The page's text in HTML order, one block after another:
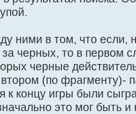
ними в том, что если,
черных, то в первом
черные
(по фрагменту)-
к концу игры были
это мог быть